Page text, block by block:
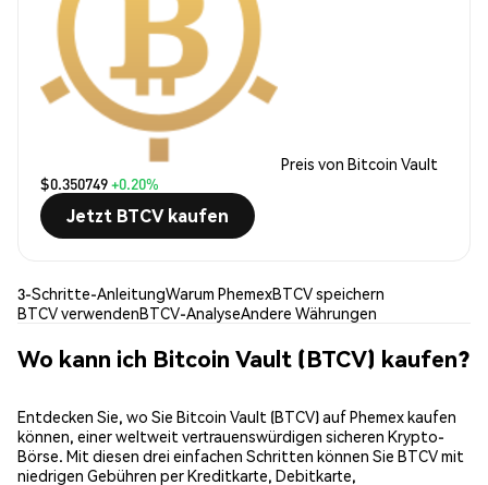
Preis von Bitcoin Vault
$0.350749+0.20%
Jetzt BTCV kaufen
3-Schritte-AnleitungWarum PhemexBTCV speichern
BTCV verwendenBTCV-AnalyseAndere Währungen
Wo kann ich Bitcoin Vault (BTCV) kaufen?
Entdecken Sie, wo Sie Bitcoin Vault (BTCV) auf Phemex kaufen
können, einer weltweit vertrauenswürdigen sicheren Krypto-
Börse. Mit diesen drei einfachen Schritten können Sie BTCV mit
niedrigen Gebühren per Kreditkarte, Debitkarte,